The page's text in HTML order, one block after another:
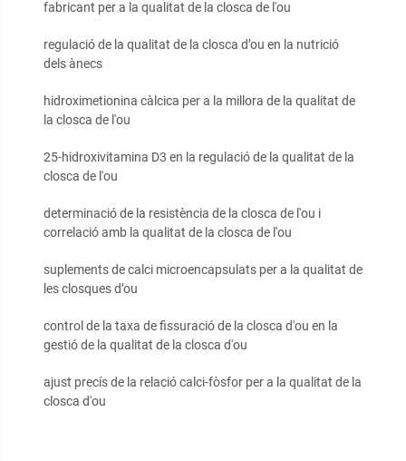
fabricant per a la qualitat de la closca de l'ou
regulació de la qualitat de la closca d’ou en la nutrició
dels ànecs
hidroximetionina càlcica per a la millora de la qualitat de
la closca de l'ou
25-hidroxivitamina D3 en la regulació de la qualitat de la
closca de l'ou
determinació de la resistència de la closca de l'ou i
correlació amb la qualitat de la closca de l'ou
suplements de calci microencapsulats per a la qualitat de
les closques d’ou
control de la taxa de fissuració de la closca d'ou en la
gestió de la qualitat de la closca d'ou
ajust precís de la relació calci-fòsfor per a la qualitat de la
closca d'ou